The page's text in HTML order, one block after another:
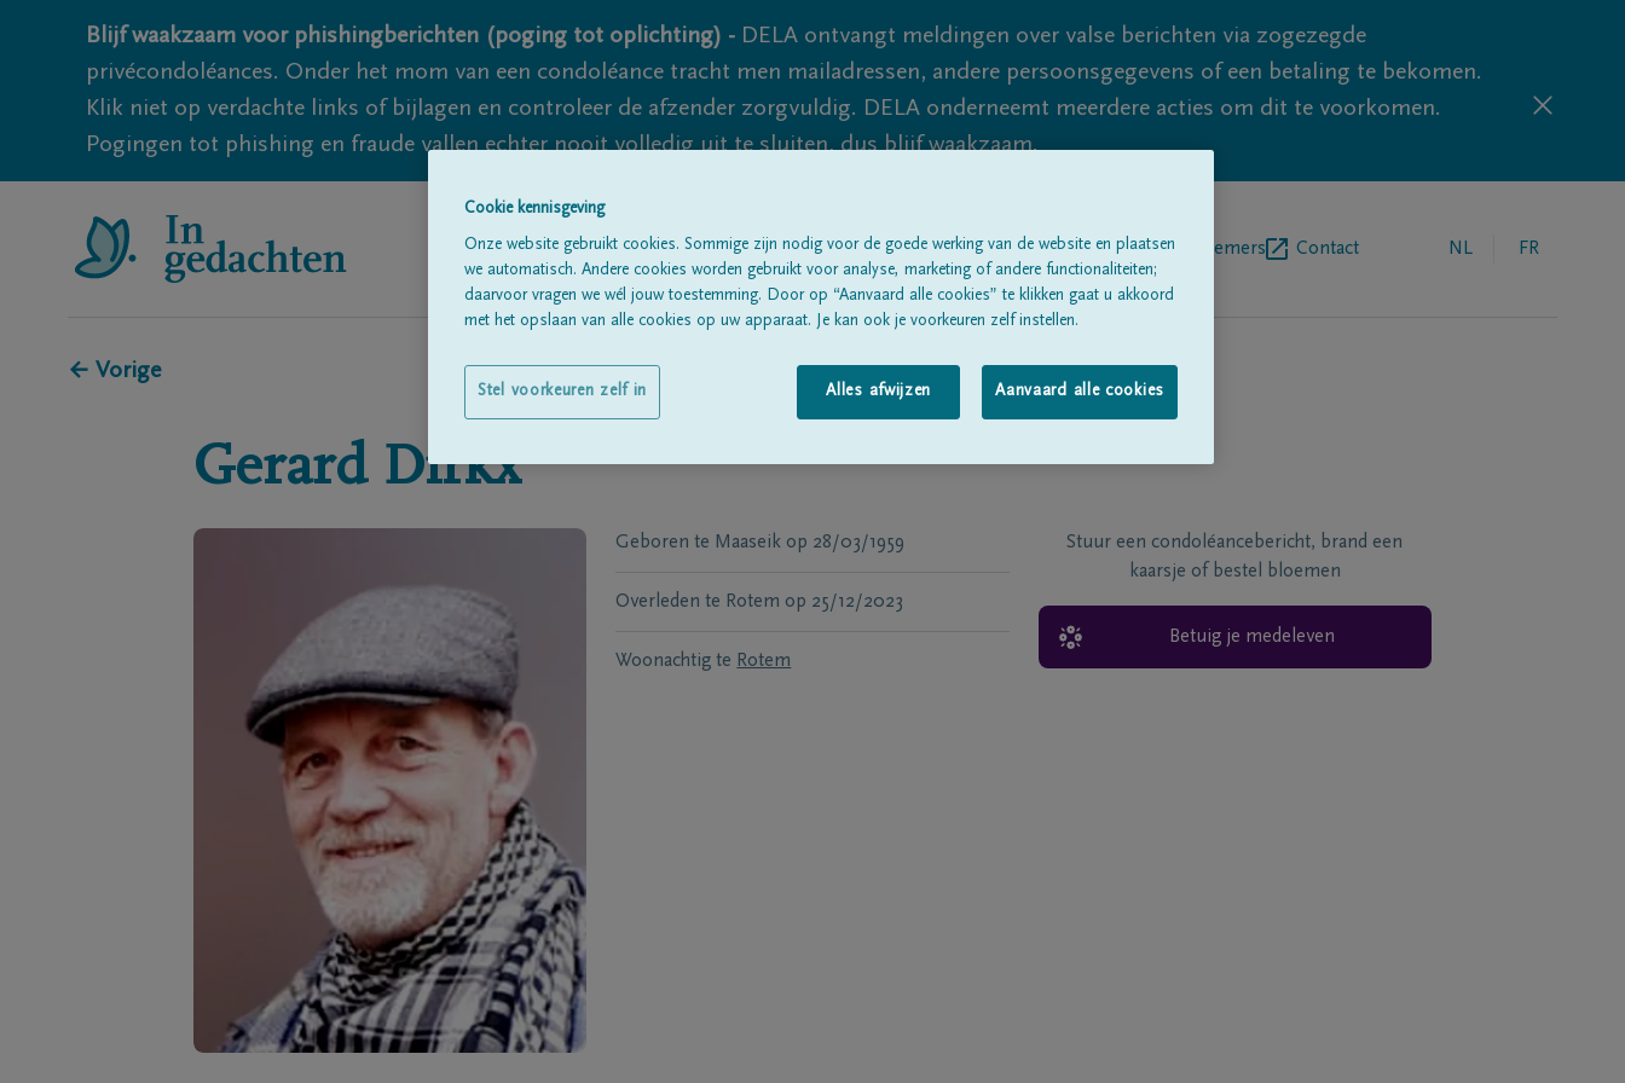
Blijf waakzaam voor phishingberichten (poging tot oplichting) - DELA ontvangt meldingen over valse berichten via zogezegde
privécondoléances. Onder het mom van een condoléance tracht men mailadressen, andere persoonsgegevens of een betaling te bekomen.
Klik niet op verdachte links of bijlagen en controleer de afzender zorgvuldig. DELA onderneemt meerdere acties om dit te voorkomen.
Pogingen tot phishing en fraude vallen echter nooit volledig uit te sluiten, dus blijf waakzaam.
Alle rouwberichtenOver onsBegrafenisondernemers Contact NL FR
← Vorige
Gerard Dirkx
Geboren te Maaseik op 28/03/1959
Overleden te Rotem op 25/12/2023
Woonachtig te Rotem
Stuur een condoléancebericht, brand een
kaarsje of bestel bloemen
Betuig je medeleven
Cookie kennisgeving
Onze website gebruikt cookies. Sommige zijn nodig voor de goede werking van de website en plaatsen
we automatisch. Andere cookies worden gebruikt voor analyse, marketing of andere functionaliteiten;
daarvoor vragen we wél jouw toestemming. Door op “Aanvaard alle cookies” te klikken gaat u akkoord
met het opslaan van alle cookies op uw apparaat. Je kan ook je voorkeuren zelf instellen.
Alles afwijzen Aanvaard alle cookies
Stel voorkeuren zelf in